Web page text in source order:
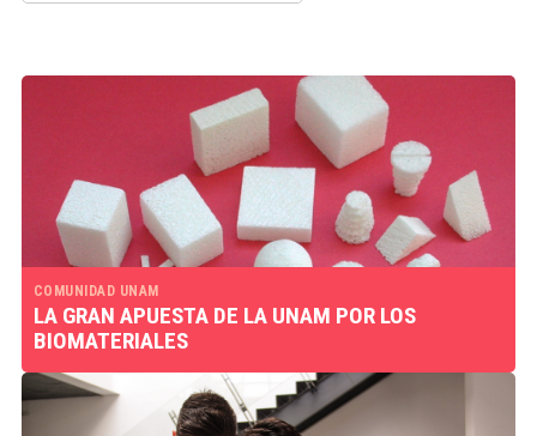
COMUNIDAD UNAM
LA GRAN APUESTA DE LA UNAM POR LOS
BIOMATERIALES